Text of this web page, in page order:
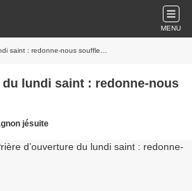
MENU
saint : redonne-nous souffle…
du lundi saint : redonne-nous
jésuite